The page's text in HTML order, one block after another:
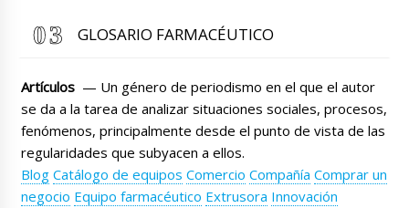
GLOSARIO FARMACÉUTICO
Artículos — Un género de periodismo en el que el autor
se da a la tarea de analizar situaciones sociales, procesos,
fenómenos, principalmente desde el punto de vista de las
regularidades que subyacen a ellos.
Blog Catálogo de equipos Comercio Compañía Comprar un
negocio Equipo farmacéutico Extrusora Innovación
¡Buenas tardes! máquina semiautomática de
llenado de líquidos en barriles DF-13, se envía
para que funcione.
08/08/2026 23:34
Roman Tsibulsky
Elizabeth, ¡buenas tardes! Hemos visto tu
pago, recibimos SMS del banco. Envíe dibujos
de barriles y respuestas a nuestras preguntas
por correspondencia.
08/08/2026 23:37